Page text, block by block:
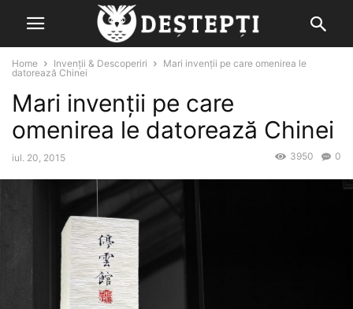
Home Invenții & Descoperiri
Mari invenții pe care omenirea le
datorează Chinei
Mari invenții pe care
omenirea le datorează Chinei
iul. 20, 2015 0
3950